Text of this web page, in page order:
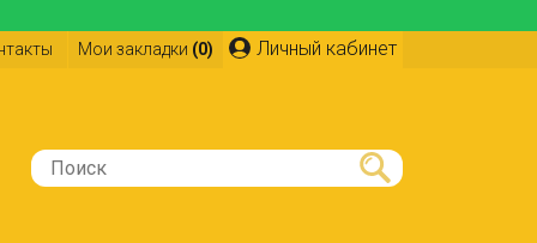
Личный кабинет
Мои закладки (0)